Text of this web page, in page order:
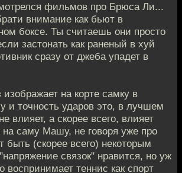
фильмов про Брюса Ли...
внимание как бьют в
боксе. Ты считаешь они просто
застонать как раненый в хуй
сразу от джеба упадет в
на корте самку в
и точность ударов это, в лучшем
влияет, а скорее всего, влияет
на саму Машу, не говоря уже про
быть (скорее всего) некоторым
связок" нравится, но уж
воспринимает теннис как спорт